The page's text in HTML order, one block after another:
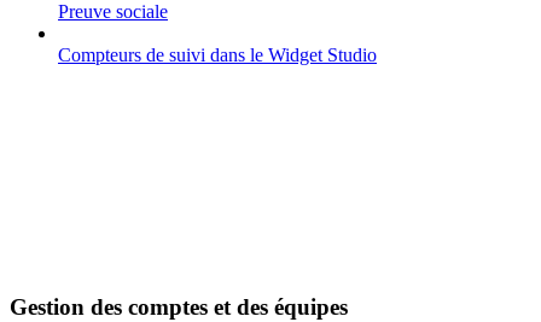
Preuve sociale
Compteurs de suivi dans le Widget Studio
Gestion des comptes et des équipes